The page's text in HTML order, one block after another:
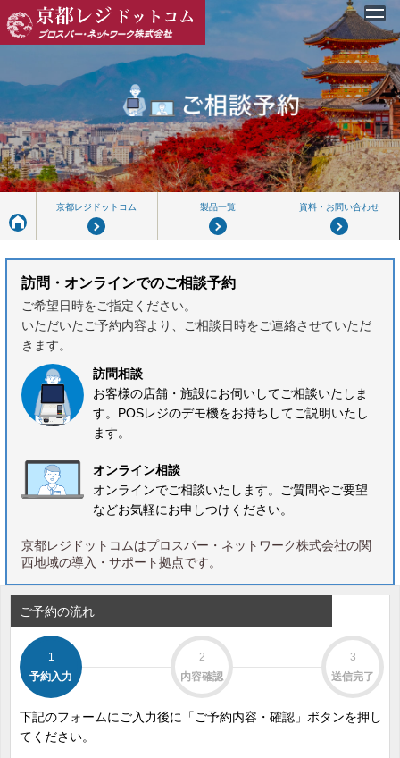
MENU
京都レジドットコム
・トップ
・京都レジドットコムとは
・製品一覧
・資料請求・お問い合わせ
プロスパー・ネットワーク株式会社
・会社概要
・個人情報保護方針
・品質方針
京都レジドットコム 製品一覧 資料・お問い合わせ
訪問・オンラインでのご相談予約
ご希望日時をご指定ください。
いただいたご予約内容より、ご相談日時をご連絡させていただ
きます。
訪問相談
お客様の店舗・施設にお伺いしてご相談いたしま
す。POSレジのデモ機をお持ちしてご説明いたし
ます。
オンライン相談
オンラインでご相談いたします。ご質問やご要望
などお気軽にお申しつけください。
京都レジドットコムはプロスパー・ネットワーク株式会社の関
西地域の導入・サポート拠点です。
ご予約の流れ
1
予約入力
2
内容確認
3
送信完了
下記のフォームにご入力後に「ご予約内容・確認」ボタンを押し
てください。